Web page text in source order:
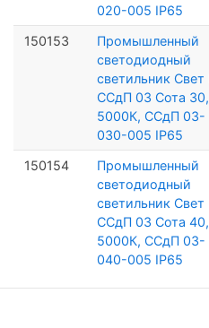
020-005 IP65
150153
Промышленный
светодиодный
светильник
ССдП 03 Сота 30,
5000К, ССдП 03-
030-005 IP65
150154
Промышленный
светодиодный
светильник
ССдП 03 Сота 40,
5000К, ССдП 03-
040-005 IP65